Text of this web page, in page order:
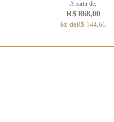
A partir de:
R$ 868,00
6x deR$ 144,66